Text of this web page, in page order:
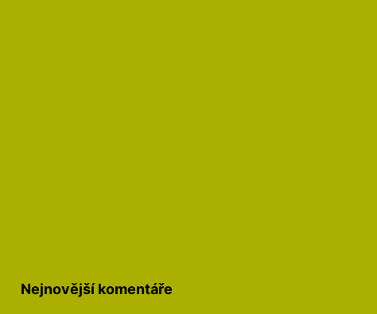
Nejnovější komentáře